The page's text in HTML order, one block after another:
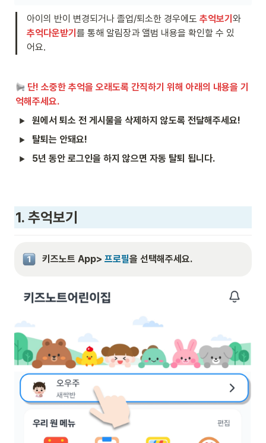
아이의 반이 변경되거나 졸업/퇴소한 경우에도 추억보기
추억다운받기 를 통해 알림장과 앨범 내용을 확인할 수 있
어요.
단! 소중한 추억을 오래도록 간직하기 위해 아래의 내용을 기
억해주세요.
원에서 퇴소 전 게시물을 삭제하지 않도록 전달해주세요!
탈퇴는 안돼요!
5년 동안 로그인을 하지 않으면 자동 탈퇴 됩니다.
1. 추억보기
키즈노트 App> 프로필을 선택해주세요.